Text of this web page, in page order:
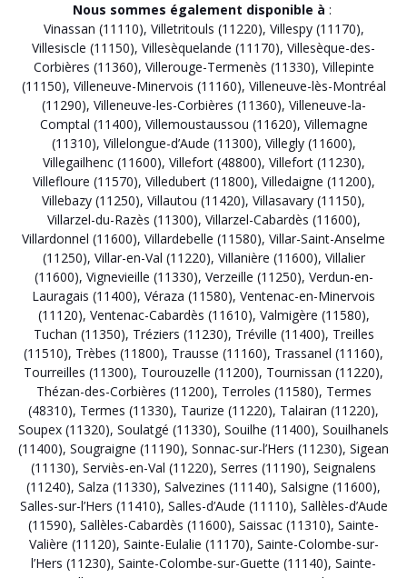
Nous sommes également disponible à :
Vinassan (11110), Villetritouls (11220), Villespy (11170),
Villesiscle (11150), Villesèquelande (11170), Villesèque-des-
Corbières (11360), Villerouge-Termenès (11330), Villepinte
(11150), Villeneuve-Minervois (11160), Villeneuve-lès-Montréal
(11290), Villeneuve-les-Corbières (11360), Villeneuve-la-
Comptal (11400), Villemoustaussou (11620), Villemagne
(11310), Villelongue-d’Aude (11300), Villegly (11600),
Villegailhenc (11600), Villefort (48800), Villefort (11230),
Villefloure (11570), Villedubert (11800), Villedaigne (11200),
Villebazy (11250), Villautou (11420), Villasavary (11150),
Villarzel-du-Razès (11300), Villarzel-Cabardès (11600),
Villardonnel (11600), Villardebelle (11580), Villar-Saint-Anselme
(11250), Villar-en-Val (11220), Villanière (11600), Villalier
(11600), Vignevieille (11330), Verzeille (11250), Verdun-en-
Lauragais (11400), Véraza (11580), Ventenac-en-Minervois
(11120), Ventenac-Cabardès (11610), Valmigère (11580),
Tuchan (11350), Tréziers (11230), Tréville (11400), Treilles
(11510), Trèbes (11800), Trausse (11160), Trassanel (11160),
Tourreilles (11300), Tourouzelle (11200), Tournissan (11220),
Thézan-des-Corbières (11200), Terroles (11580), Termes
(48310), Termes (11330), Taurize (11220), Talairan (11220),
Soupex (11320), Soulatgé (11330), Souilhe (11400), Souilhanels
(11400), Sougraigne (11190), Sonnac-sur-l’Hers (11230), Sigean
(11130), Serviès-en-Val (11220), Serres (11190), Seignalens
(11240), Salza (11330), Salvezines (11140), Salsigne (11600),
Salles-sur-l’Hers (11410), Salles-d’Aude (11110), Sallèles-d’Aude
(11590), Sallèles-Cabardès (11600), Saissac (11310), Sainte-
Valière (11120), Sainte-Eulalie (11170), Sainte-Colombe-sur-
l’Hers (11230), Sainte-Colombe-sur-Guette (11140), Sainte-